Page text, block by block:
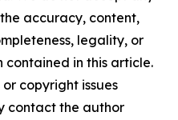
accuracy, content,
legality, or
in this article.
copyright issues
contact the author